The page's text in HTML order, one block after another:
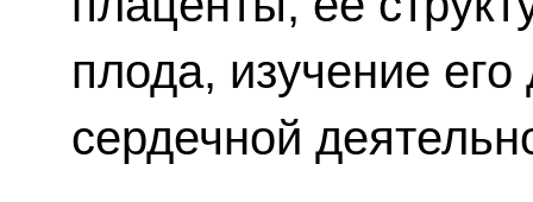
плода, изучение его
сердечной